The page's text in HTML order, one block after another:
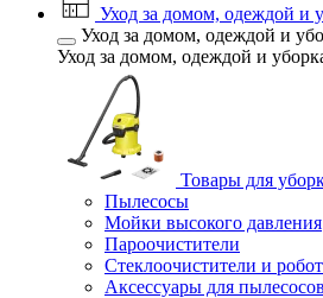
Уход за домом, одеждой и
Уход за домом, одеждой и
Уход за домом, одеждой и
Товары для
Пылесосы
Мойки высокого давления
Пароочистители
Стеклоочистители и
Аксессуары для пылесосов